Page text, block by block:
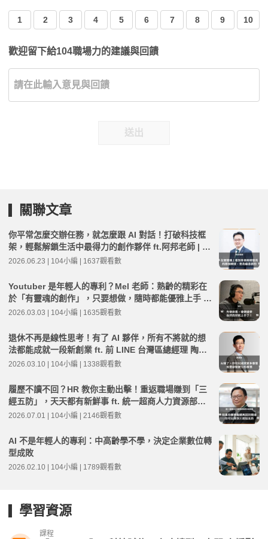
1 2 3 4 5 6 7 8 9 10
歡迎留下給104職場力的建議與回饋
送出
關聯文章
你平常怎麼交辦任務，就怎麼跟 AI 對話！打破科技框
架，輕鬆解鎖生活中最得力的創作夥伴 ft.阿邦老師 | 高
年級不打烊 x 用 AI 點亮第二人生 EP278
2026.06.23 | 104小編 | 1637觀看數
Youtuber 是年輕人的專利？Mel 老師：熟齡的精彩在
於「有靈魂的創作」，只要想做，隨時都能優雅上手 ft.
104高年級老師 Mel | 高年級不打烊 x 用 AI 點亮第二人
2026.03.03 | 104小編 | 1635觀看數
退休不再是線性思考！有了 AI 夥伴，所有不將就的想
法都能成就一段新創業 ft. 前 LINE 台灣區總經理 陶韻
智 | 高年級不打烊 x 用 AI 點亮第二人生 EP263
2026.03.10 | 104小編 | 1338觀看數
履歷不讀不回？HR 教你主動出擊！重返職場賺到「三
經五防」，天天都有新鮮事 ft. 統一超商人力資源部經
理 林宸碩 | 高年級不打烊 x 用 AI 點亮第二人生 EP279
2026.07.01 | 104小編 | 2146觀看數
AI 不是年輕人的專利：中高齡學不學，決定企業數位轉
型成敗
2026.02.10 | 104小編 | 1789觀看數
學習資源
課程